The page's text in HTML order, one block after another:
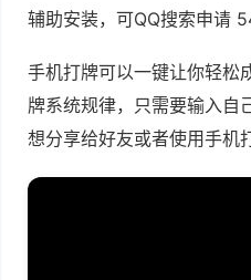
辅助安装，可QQ搜索申请
手机打牌可以一键让你轻松
牌系统规律，只需要输入自
想分享给好友或者使用手机